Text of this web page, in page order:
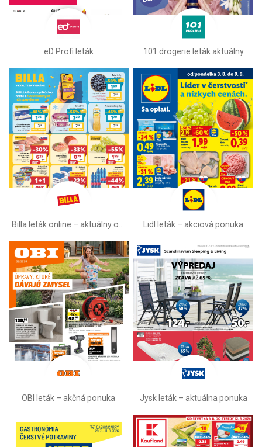
eD Profi leták 101 drogerie leták aktuálny
Billa leták online –⁠ aktuálny od stredy Lidl leták –⁠ akciová ponuka
OBI leták –⁠ akčná ponuka Jysk leták – aktuálna ponuka